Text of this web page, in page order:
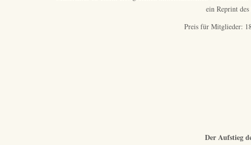
ein Reprint
Preis für Mitglieder:
Der Aufstieg